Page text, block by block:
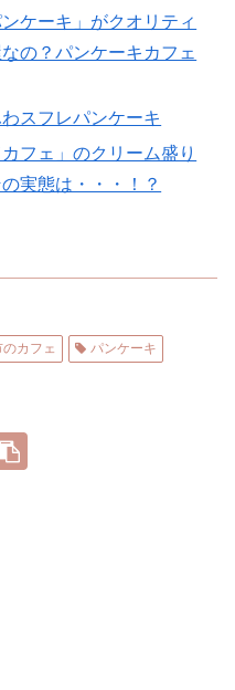
ケーキ」がクオリティ
の？パンケーキカフェ
スフレパンケーキ
フェ」のクリーム盛り
実態は・・・！？
カフェ パンケーキ